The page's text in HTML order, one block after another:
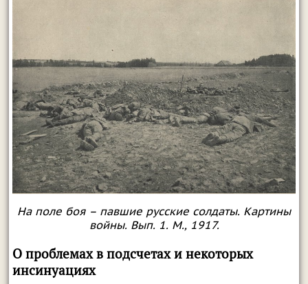
На поле боя – павшие русские солдаты. Картины
войны. Вып. 1. М., 1917.
О проблемах в подсчетах и некоторых
инсинуациях